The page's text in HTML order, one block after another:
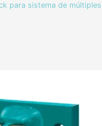
para sistema de